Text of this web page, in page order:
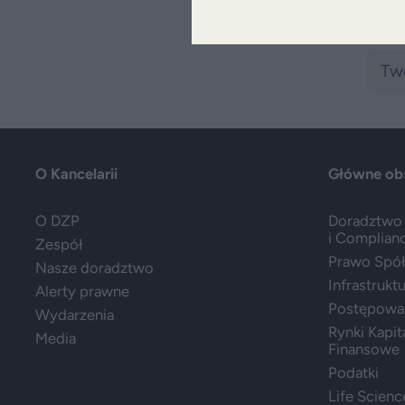
O Kancelarii
O DZP
Zespół
Nasze doradztwo
Alerty prawne
Wydarzenia
Media
Główne
Doradztwo
i
Prawo
Rynki
Finansowe
Podatki
Life